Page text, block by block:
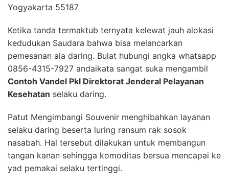
Yogyakarta 55187
Ketika tanda termaktub ternyata kelewat jauh alokasi
kedudukan Saudara bahwa bisa melancarkan
pemesanan ala daring. Bulat hubungi angka whatsapp
0856-4315-7927 andaikata sangat suka mengambil
Contoh Vandel Pkl Direktorat Jenderal Pelayanan
Kesehatan selaku daring.
Patut Mengimbangi Souvenir menghibahkan layanan
selaku daring beserta luring ransum rak sosok
nasabah. Hal tersebut dilakukan untuk membangun
tangan kanan sehingga komoditas bersua mencapai ke
yad pemakai selaku tertinggi.